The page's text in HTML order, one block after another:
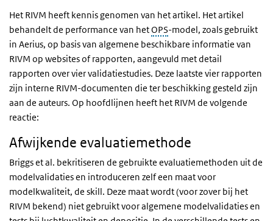
Het RIVM heeft kennis genomen van het artikel. Het artikel
behandelt de performance van hetOPS-model, zoals gebruikt
in Aerius, op basis van algemene beschikbare informatie van
RIVM op websites of rapporten, aangevuld met detail
rapporten over vier validatiestudies. Deze laatste vier rapporten
zijn interne RIVM-documenten die ter beschikking gesteld zijn
aan de auteurs. Op hoofdlijnen heeft het RIVM de volgende
reactie:
Afwijkende evaluatiemethode
Briggs et al. bekritiseren de gebruikte evaluatiemethoden uit de
modelvalidaties en introduceren zelf een maat voor
modelkwaliteit, de skill. Deze maat wordt (voor zover bij het
RIVM bekend) niet gebruikt voor algemene modelvalidaties en